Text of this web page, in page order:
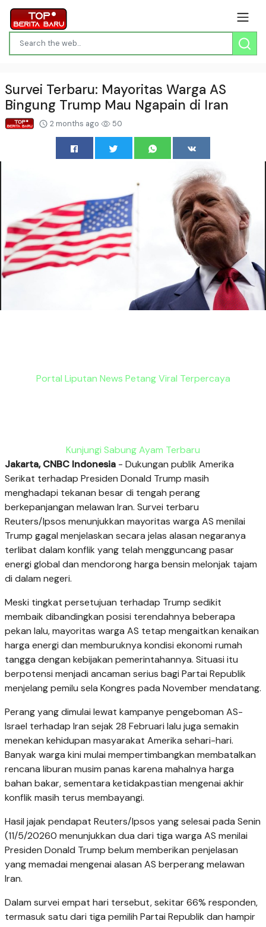
Survei Terbaru: Mayoritas Warga AS
Bingung Trump Mau Ngapain di Iran
2 months ago 50
Portal Liputan News Petang Viral Terpercaya
Kunjungi Sabung Ayam Terbaru
Jakarta, CNBC Indonesia - Dukungan publik Amerika
Serikat terhadap Presiden Donald Trump masih
menghadapi tekanan besar di tengah perang
berkepanjangan melawan Iran. Survei terbaru
Reuters/Ipsos menunjukkan mayoritas warga AS menilai
Trump gagal menjelaskan secara jelas alasan negaranya
terlibat dalam konflik yang telah mengguncang pasar
energi global dan mendorong harga bensin melonjak tajam
di dalam negeri.
Meski tingkat persetujuan terhadap Trump sedikit
membaik dibandingkan posisi terendahnya beberapa
pekan lalu, mayoritas warga AS tetap mengaitkan kenaikan
harga energi dan memburuknya kondisi ekonomi rumah
tangga dengan kebijakan pemerintahannya. Situasi itu
berpotensi menjadi ancaman serius bagi Partai Republik
menjelang pemilu sela Kongres pada November mendatang.
Perang yang dimulai lewat kampanye pengeboman AS-
Israel terhadap Iran sejak 28 Februari lalu juga semakin
menekan kehidupan masyarakat Amerika sehari-hari.
Banyak warga kini mulai mempertimbangkan membatalkan
rencana liburan musim panas karena mahalnya harga
bahan bakar, sementara ketidakpastian mengenai akhir
konflik masih terus membayangi.
Hasil jajak pendapat Reuters/Ipsos yang selesai pada Senin
(11/5/20260 menunjukkan dua dari tiga warga AS menilai
Presiden Donald Trump belum memberikan penjelasan
yang memadai mengenai alasan AS berperang melawan
Iran.
Dalam survei empat hari tersebut, sekitar 66% responden,
termasuk satu dari tiga pemilih Partai Republik dan hampir